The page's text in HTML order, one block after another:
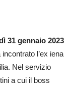
31 gennaio 2023
l’ex iena
Nel servizio
a cui il boss